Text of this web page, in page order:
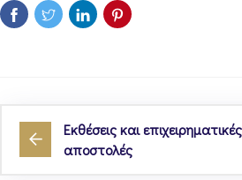
Εκθέσεις και επιχειρηματικές
αποστολές